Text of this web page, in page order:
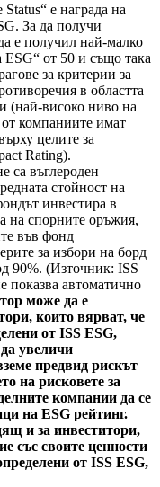
е награда на
За да получи
е получил най-малко
ESG“ от 50 и също така
за критерии за
в областта
(най-високо ниво на
компаниите имат
целите за
Rating).
са въглероден
стойност на
инвестира в
на спорните оръжия,
във фонд
за избори на борд
90%. (Източник: ISS
показва автоматично
може да е
които вярват, че
от ISS ESG,
увеличи
предвид рискът
на рисковете за
компании да се
на ESG рейтинг.
и за инвеститори,
със своите ценности
от ISS ESG,